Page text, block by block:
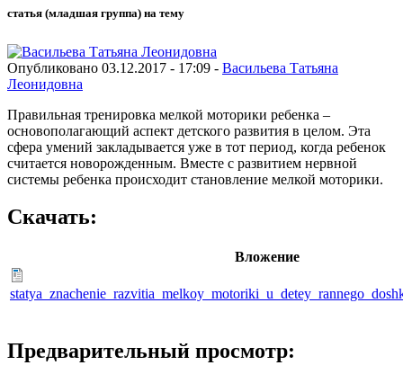
статья (младшая группа) на тему
Опубликовано 03.12.2017 - 17:09 - Васильева Татьяна
Леонидовна
Правильная тренировка мелкой моторики ребенка –
основополагающий аспект детского развития в целом. Эта
сфера умений закладывается уже в тот период, когда ребенок
считается новорожденным. Вместе с развитием нервной
системы ребенка происходит становление мелкой моторики.
Скачать:
Вложение
Предварительный просмотр: